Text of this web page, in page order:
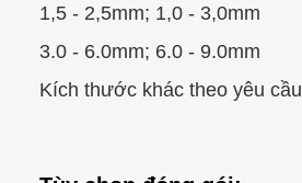
1,5 - 2,5mm; 1,0 - 3,0mm
3.0 - 6.0mm; 6.0 - 9.0mm
Kích thước khác theo yêu cầu